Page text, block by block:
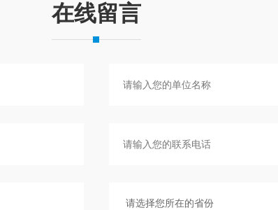
在线留言